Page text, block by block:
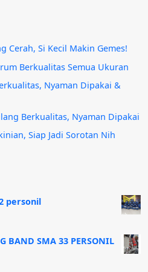
Cerah, Si Kecil Makin Gemes!
Berkualitas Semua Ukuran
Nyaman Dipakai &
Berkualitas, Nyaman Dipakai
Siap Jadi Sorotan Nih
personil
BAND SMA 33 PERSONIL